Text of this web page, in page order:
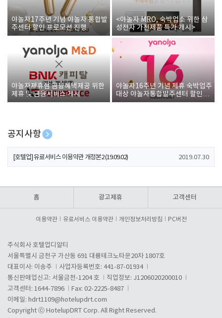
야놀자17주년 기념 야놀자 통합발
주센터 할인 프로모션 진행
<야놀자 MRO, 숙박업소 위한 삼
성전자 가전제품 특가 개시>
야놀자제휴점 금융혜택제공 위한
제휴 및 금융서비스 게시
야놀자16주년 기념 제휴 숙박업주
대상 야놀자통합발주센터 할인쿠
폰 증정
공지사항
[호텔업] 개인정보 처리방침 개정본1 (19.09.02)
[호텔업] 유료서비스 이용약관 개정본2 (19.09.02) 2019.07.30
홈 광고제휴 고객센터
이용약관 유료서비스 이용약관 개인정보처리방침 PC버전
주식회사 호텔업디알티
서울특별시 금천구 가산동 691 대륭테크노타운20차 1807호
대표이사: 이송주
사업자등록번호: 441-87-01934
통신판매업신고: 서울금천-1204 호
직업정보: J1206020200010
고객센터: 1644-7896
Fax: 02-2225-8487
이메일: hdrt1109@hotelupdrt.com
Copyright ⓒ HotelupDRT Corp. All Right Reserved.